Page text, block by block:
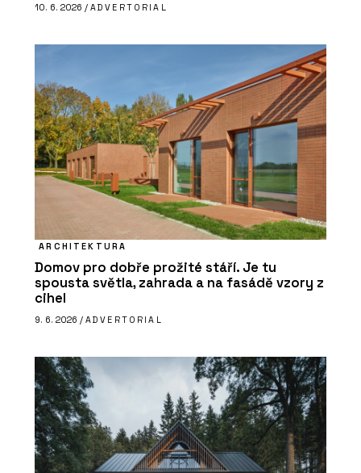
10. 6. 2026 / ADVERTORIAL
ARCHITEKTURA
Domov pro dobře prožité stáří. Je tu
spousta světla, zahrada a na fasádě vzory z
cihel
9. 6. 2026 / ADVERTORIAL